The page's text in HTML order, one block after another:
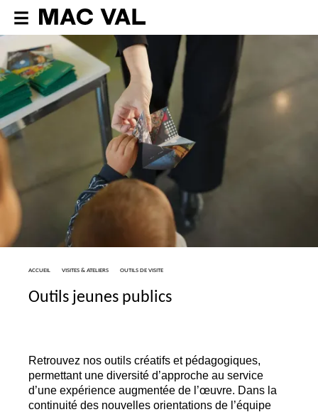
ACCUEIL VISITES & ATELIERS OUTILS DE VISITE
Outils jeunes publics
Retrouvez nos outils créatifs et pédagogiques,
permettant une diversité d’approche au service
d’une expérience augmentée de l’œuvre. Dans la
continuité des nouvelles orientations de l’équipe